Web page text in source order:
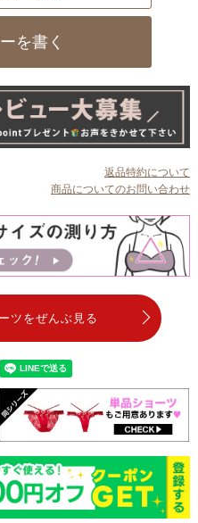
を書く
返品特約について
商品についてのお問い合わせ
ツをぜんぶ見る